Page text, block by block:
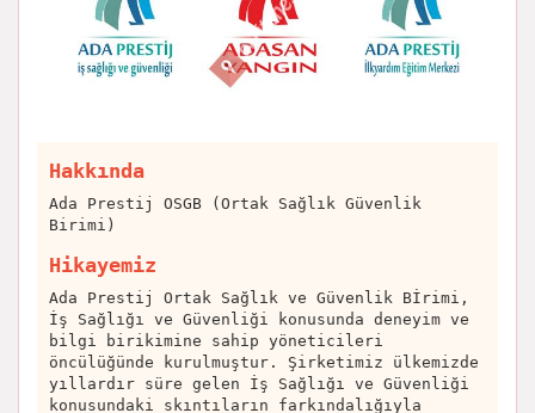
Hakkında
Ada Prestij OSGB (Ortak Sağlık Güvenlik
Birimi)
Hikayemiz
Ada Prestij Ortak Sağlık ve Güvenlik Bİrimi,
İş Sağlığı ve Güvenliği konusunda deneyim ve
bilgi birikimine sahip yöneticileri
öncülüğünde kurulmuştur. Şirketimiz ülkemizde
yıllardır süre gelen İş Sağlığı ve Güvenliği
konusundaki skıntıların farkındalığıyla